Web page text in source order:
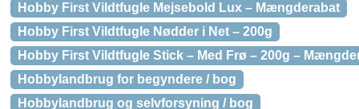
Hobby First Vildtfugle Mejsebold Lux – Mængderabat
Hobby First Vildtfugle Nødder i Net – 200g
Hobby First Vildtfugle Stick – Med Frø – 200g –
Hobbylandbrug for begyndere / bog
Hobbylandbrug og selvforsyning / bog